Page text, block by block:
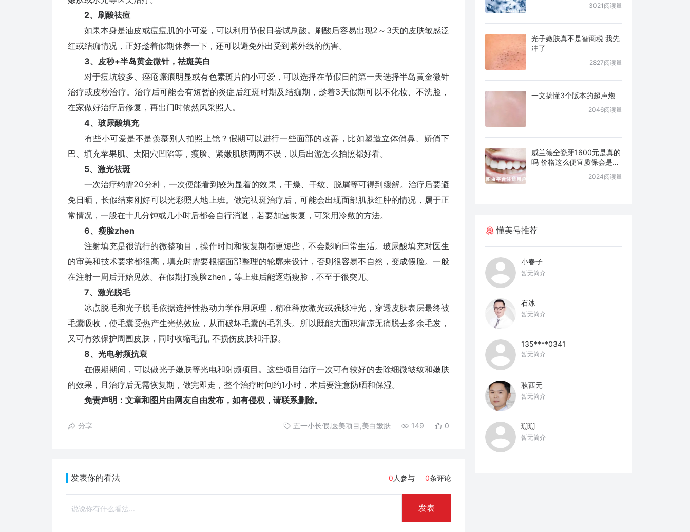
2、刷酸祛痘
如果本身是油皮或痘痘肌的小可爱，可以利用节假日尝试刷酸。刷酸后容易出现2～3天的皮肤敏感泛
红或结痂情况，正好趁着假期休养一下，还可以避免外出受到紫外线的伤害。
3、皮秒+半岛黄金微针，祛斑美白
对于痘坑较多、痤疮瘢痕明显或有色素斑片的小可爱，可以选择在节假日的第一天选择半岛黄金微针
治疗或皮秒治疗。治疗后可能会有短暂的炎症后红斑时期及结痂期，趁着3天假期可以不化妆、不洗脸，
在家做好治疗后修复，再出门时依然风采照人。
4、玻尿酸填充
有些小可爱是不是羡慕别人拍照上镜？假期可以进行一些面部的改善，比如塑造立体俏鼻、娇俏下
巴、填充苹果肌、太阳穴凹陷等，瘦脸、紧嫩肌肤两两不误，以后出游怎么拍照都好看。
5、激光祛斑
一次治疗约需20分种，一次便能看到较为显着的效果，干燥、干纹、脱屑等可得到缓解。治疗后要避
免日晒，长假结束刚好可以光彩照人地上班。做完祛斑治疗后，可能会出现面部肌肤红肿的情况，属于正
常情况，一般在十几分钟或几小时后都会自行消退，若要加速恢复，可采用冷敷的方法。
6、瘦脸zhen
注射填充是很流行的微整项目，操作时间和恢复期都更短些，不会影响日常生活。玻尿酸填充对医生
的审美和技术要求都很高，填充时需要根据面部整理的轮廓来设计，否则很容易不自然，变成假脸。一般
在注射一周后开始见效。在假期打瘦脸zhen，等上班后能逐渐瘦脸，不至于很突兀。
7、激光脱毛
冰点脱毛和光子脱毛依据选择性热动力学作用原理，精准释放激光或强脉冲光，穿透皮肤表层最终被
毛囊吸收，使毛囊受热产生光热效应，从而破坏毛囊的毛乳头。所以既能大面积清凉无痛脱去多余毛发，
又可有效保护周围皮肤，同时收缩毛孔, 不损伤皮肤和汗腺。
8、光电射频抗衰
在假期期间，可以做光子嫩肤等光电和射频项目。这些项目治疗一次可有较好的去除细微皱纹和嫩肤
的效果，且治疗后无需恢复期，做完即走，整个治疗时间约1小时，术后要注意防晒和保湿。
免责声明：文章和图片由网友自由发布，如有侵权，请联系删除。
分享 五一小长假,医美项目,美白嫩肤 149 0
发表你的看法 0 人参与 0条评论
发表
3021阅读量
光子嫩肤真不是智商税 我先
冲了
2827阅读量
一文搞懂3个版本的超声炮
2046阅读量
威兰德全瓷牙1600元是真的
吗 价格这么便宜质保会是几
2024阅读量
懂美号推荐
小春子
暂无简介
石冰
暂无简介
135****0341
暂无简介
耿西元
暂无简介
珊珊
暂无简介